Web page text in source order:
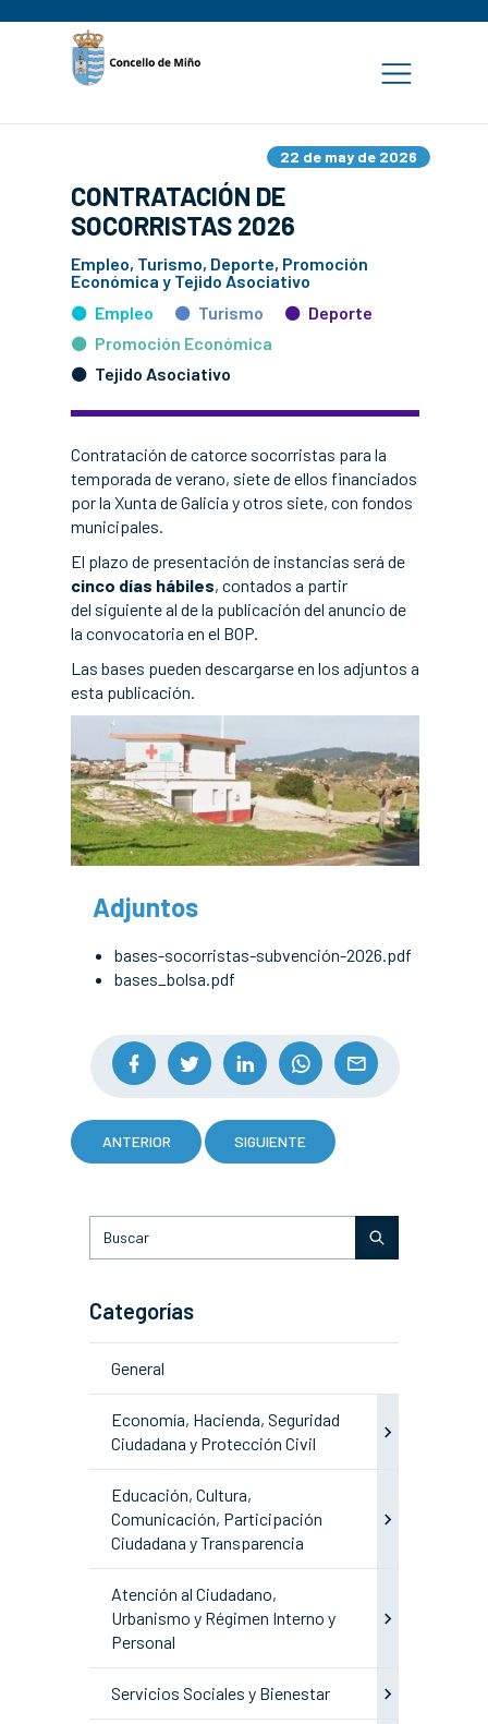
22 de may de 2026
CONTRATACIÓN DE
SOCORRISTAS 2026
Empleo, Turismo, Deporte, Promoción
Económica y Tejido Asociativo
Empleo
Turismo
Deporte
Promoción Económica
Tejido Asociativo
Contratación de catorce socorristas para la
temporada de verano, siete de ellos financiados
por la Xunta de Galicia y otros siete, con fondos
municipales.
El plazo de presentación de instancias será de
cinco días hábiles, contados a partir
del siguiente al de la publicación del anuncio de
la convocatoria en el BOP.
Las bases pueden descargarse en los adjuntos a
esta publicación.
Adjuntos
bases-socorristas-subvención-2026.pdf
bases_bolsa.pdf
ANTERIOR SIGUIENTE
Categorías
General
Economía, Hacienda, Seguridad
Ciudadana y Protección Civil
Educación, Cultura,
Comunicación, Participación
Ciudadana y Transparencia
Atención al Ciudadano,
Urbanismo y Régimen Interno y
Personal
Servicios Sociales y Bienestar